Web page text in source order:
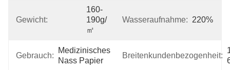
Gewicht:
160-
190g/
㎡
Wasseraufnahme: 220%
Gebrauch:
Medizinisches
Nass Papier
Breitenkundenbezogenheit: